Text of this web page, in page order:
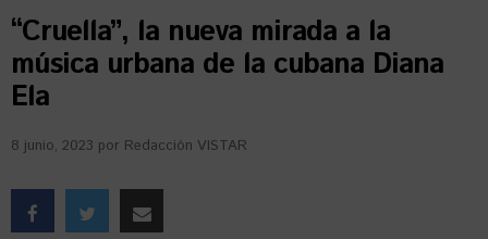
“Cruella”, la nueva mirada a la
música urbana de la cubana Diana
Ela
8 junio, 2023 por Redacción VISTAR